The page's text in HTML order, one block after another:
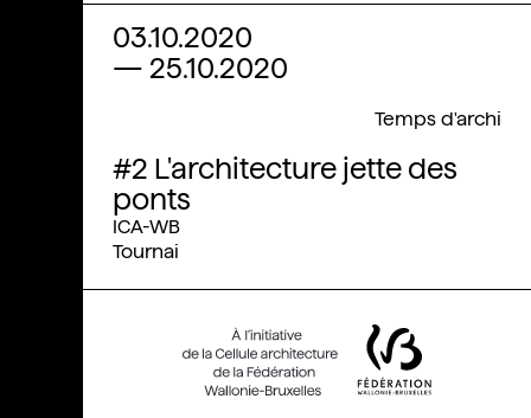
03.10.2020
— 25.10.2020
#2 L'architecture jette des
ponts
Temps d'archi
ICA-WB
Tournai